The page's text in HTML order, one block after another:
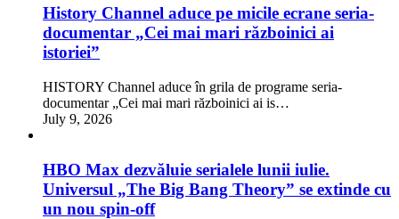
History Channel aduce pe micile ecrane seria-
documentar „Cei mai mari războinici ai
istoriei”
HISTORY Channel aduce în grila de programe seria-
documentar „Cei mai mari războinici ai is…
July 9, 2026
HBO Max dezvăluie serialele lunii iulie.
Universul „The Big Bang Theory” se extinde cu
un nou spin-off